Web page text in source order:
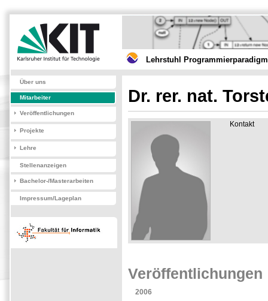
Lehrstuhl
Über uns
Mitarbeiter
Veröffentlichungen
Projekte
Lehre
Stellenanzeigen
Bachelor-/Masterarbeiten
Impressum/Lageplan
Dr. rer. nat.
Kontakt
Veröffentlichungen
2006